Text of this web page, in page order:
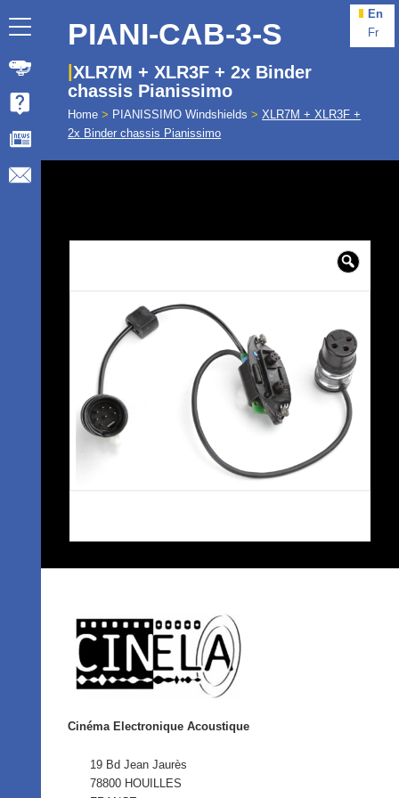
En
Fr
PIANI-CAB-3-S
XLR7M + XLR3F + 2x Binder
chassis Pianissimo
Home > PIANISSIMO Windshields > XLR7M + XLR3F +
2x Binder chassis Pianissimo
Cinéma Electronique Acoustique
19 Bd Jean Jaurès
78800 HOUILLES